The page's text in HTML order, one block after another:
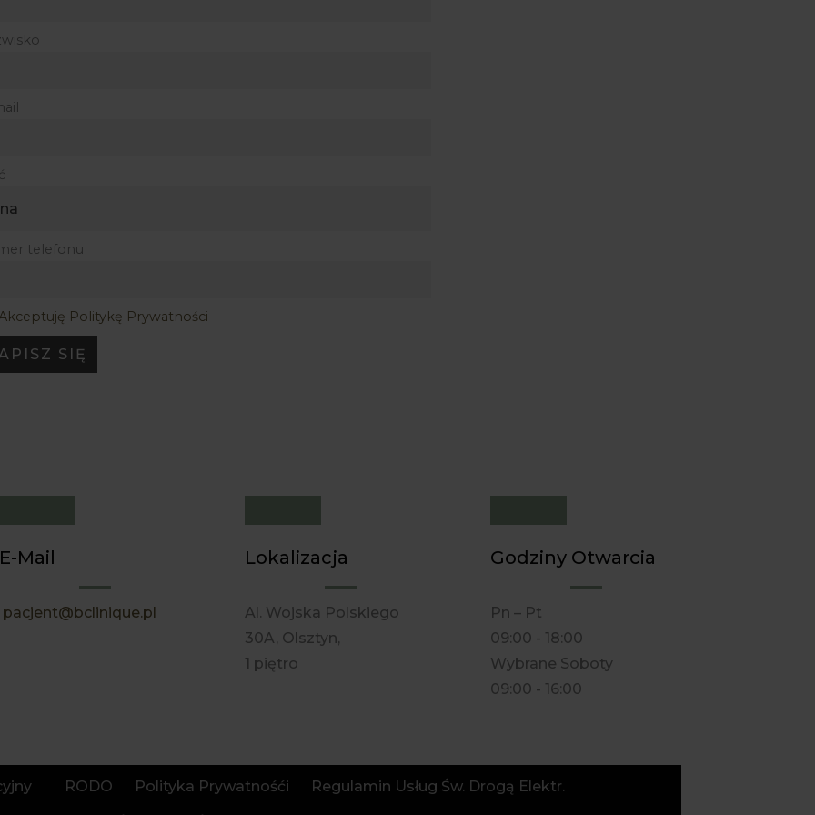
telefonu
Politykę Prywatności
E-Mail
pacjent@bclinique.pl
Lokalizacja
Al. Wojska Polskiego
30A, Olsztyn,
1 piętro
Godziny Otwarcia
Pn – Pt
09:00 - 18:00
Wybrane Soboty
09:00 - 16:00
RODO Polityka Prywatnośći
Regulamin Usług Św. Drogą Elektr.